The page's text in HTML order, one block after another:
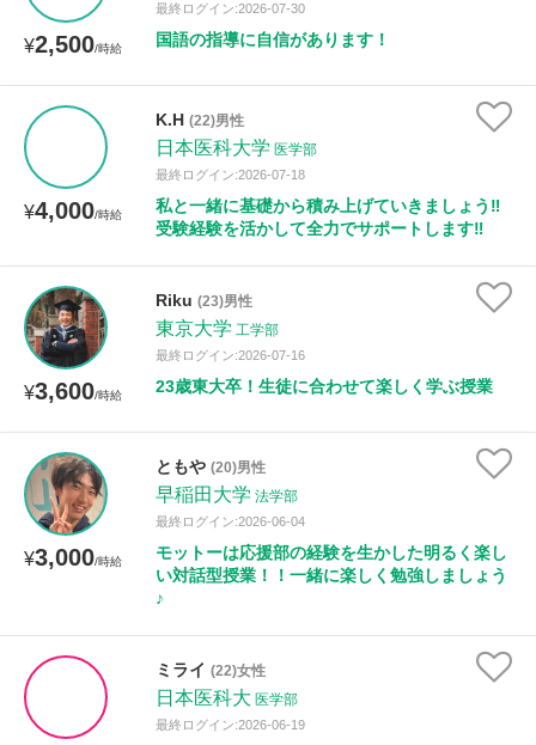
¥2,500/時給
最終ログイン:2026-07-30
国語の指導に自信があります！
¥4,000/時給
K.H (22)男性
日本医科大学 医学部
最終ログイン:2026-07-18
私と一緒に基礎から積み上げていきましょう‼️
受験経験を活かして全力でサポートします‼️
¥3,600/時給
Riku (23)男性
東京大学 工学部
最終ログイン:2026-07-16
23歳東大卒！生徒に合わせて楽しく学ぶ授業
¥3,000/時給
ともや (20)男性
早稲田大学 法学部
最終ログイン:2026-06-04
モットーは応援部の経験を生かした明るく楽し
い対話型授業！！一緒に楽しく勉強しましょう
♪
ミライ (22)女性
日本医科大 医学部
最終ログイン:2026-06-19